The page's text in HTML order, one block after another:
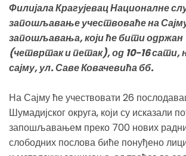
Филијала Крагујевац Националне
запошљавање учествоваће на
запошљавања, који ће бити одржан
(четвртак и петак), од 10-16 сати,
сајму, ул. Саве Ковачевића бб.
На Сајму ће учествовати 26
Шумадијског округа, који су исказали
запошљавањем преко 700 нових
слободних послова биће понуђено